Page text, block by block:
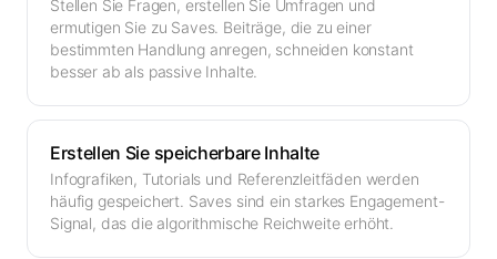
Stellen Sie Fragen, erstellen Sie Umfragen und
ermutigen Sie zu Saves. Beiträge, die zu einer
bestimmten Handlung anregen, schneiden konstant
besser ab als passive Inhalte.
Erstellen Sie speicherbare Inhalte
Infografiken, Tutorials und Referenzleitfäden werden
häufig gespeichert. Saves sind ein starkes Engagement-
Signal, das die algorithmische Reichweite erhöht.